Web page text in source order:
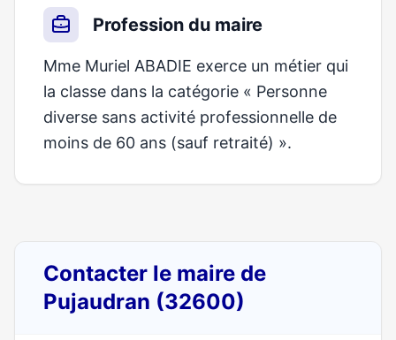
Profession du maire
Mme Muriel ABADIE exerce un métier qui
la classe dans la catégorie « Personne
diverse sans activité professionnelle de
moins de 60 ans (sauf retraité) ».
Contacter le maire de
Pujaudran (32600)